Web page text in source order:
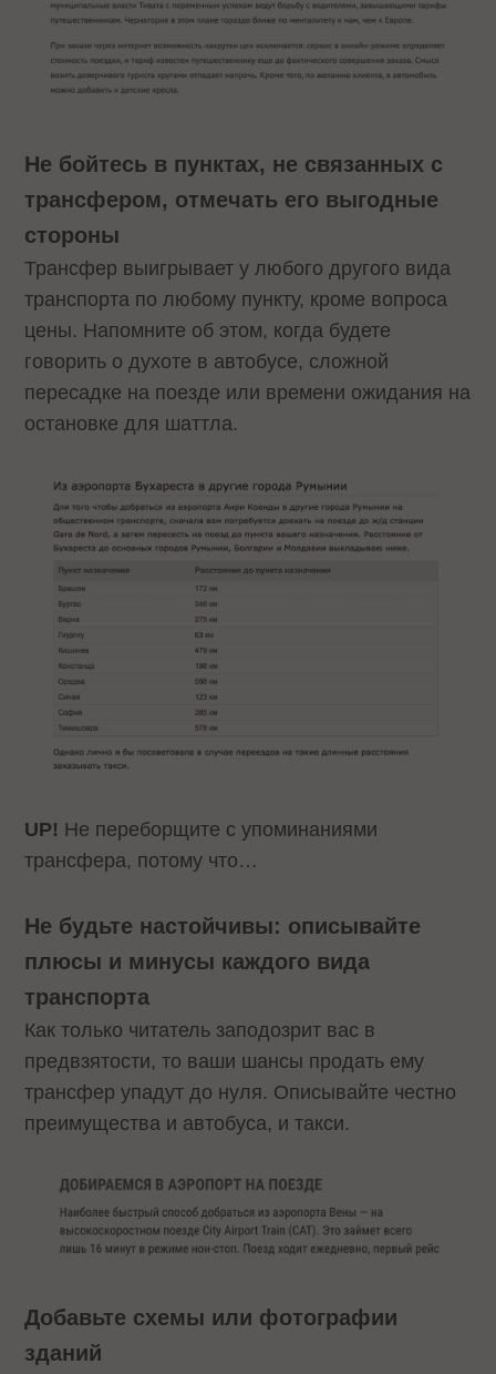
Не бойтесь в пунктах, не связанных с
трансфером, отмечать его выгодные
стороны
Трансфер выигрывает у любого другого вида
транспорта по любому пункту, кроме вопроса
цены. Напомните об этом, когда будете
говорить о духоте в автобусе, сложной
пересадке на поезде или времени ожидания на
остановке для шаттла.
UP! Не переборщите с упоминаниями
трансфера, потому что…
Не будьте настойчивы: описывайте
плюсы и минусы каждого вида
транспорта
Как только читатель заподозрит вас в
предвзятости, то ваши шансы продать ему
трансфер упадут до нуля. Описывайте честно
преимущества и автобуса, и такси.
Добавьте схемы или фотографии
зданий